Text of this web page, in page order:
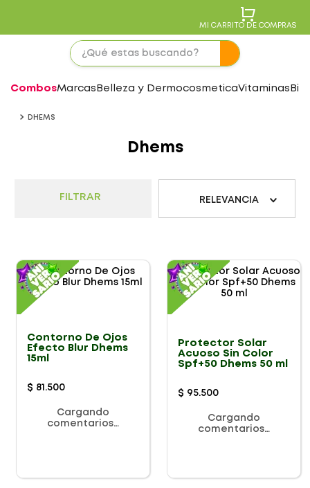
MI CARRITO DE COMPRAS
CombosMarcas Belleza y DermocosmeticaVitaminas
DHEMS
Dhems
FILTRAR RELEVANCIA
Contorno De Ojos
Efecto Blur Dhems
15ml
$ 81 .500
Cargando
comentarios…
Protector Solar
Acuoso Sin Color
Spf+50 Dhems 50 ml
$ 95.500
Cargando
comentarios…